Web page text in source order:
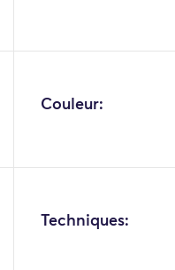
Couleur:
Techniques: